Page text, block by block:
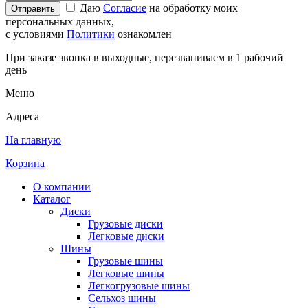
Отправить Даю Согласие на обработку моих
персональных данных,
с условиями Политики ознакомлен
При заказе звонка в выходные, перезваниваем в 1 рабочий
день
Меню
Адреса
На главную
Корзина
О компании
Каталог
Диски
Грузовые диски
Легковые диски
Шины
Грузовые шины
Легковые шины
Легкогрузовые шины
Сельхоз шины